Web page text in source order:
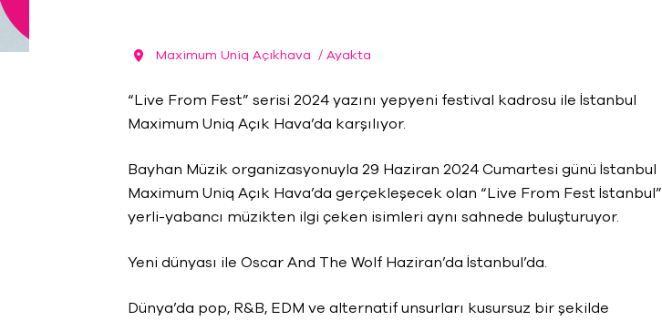
Maximum Uniq Açıkhava / Ayakta
“Live From Fest” serisi 2024 yazını yepyeni festival kadrosu ile İstanbul
Maximum Uniq Açık Hava’da karşılıyor.
Bayhan Müzik organizasyonuyla 29 Haziran 2024 Cumartesi günü İstanbul
Maximum Uniq Açık Hava’da gerçekleşecek olan “Live From Fest İstanbul”
yerli-yabancı müzikten ilgi çeken isimleri aynı sahnede buluşturuyor.
Yeni dünyası ile Oscar And The Wolf Haziran’da İstanbul’da.
Dünya’da pop, R&B, EDM ve alternatif unsurları kusursuz bir şekilde